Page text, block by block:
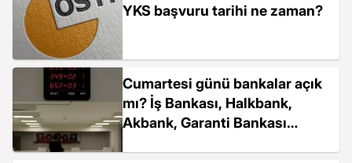
YKS başvuru tarihi ne zaman?
Cumartesi günü bankalar açık
mı? İş Bankası, Halkbank,
Akbank, Garanti Bankası